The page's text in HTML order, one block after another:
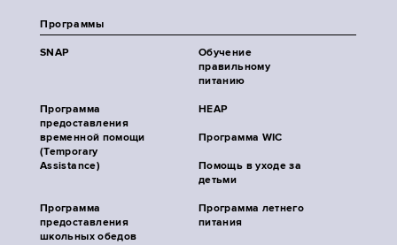
Программы
SNAP
Обучение
правильному
питанию
Программа
предоставления
временной помощи
(Temporary
Assistance)
HEAP
Программа WIC
Помощь в уходе за
детьми
Программа
предоставления
школьных обедов
Программа летнего
питания